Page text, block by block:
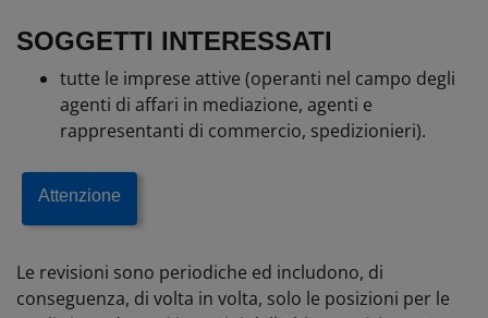
SOGGETTI INTERESSATI
tutte le imprese attive (operanti nel campo degli
agenti di affari in mediazione, agenti e
rappresentanti di commercio, spedizionieri).
Attenzione
Le revisioni sono periodiche ed includono, di
conseguenza, di volta in volta, solo le posizioni per le